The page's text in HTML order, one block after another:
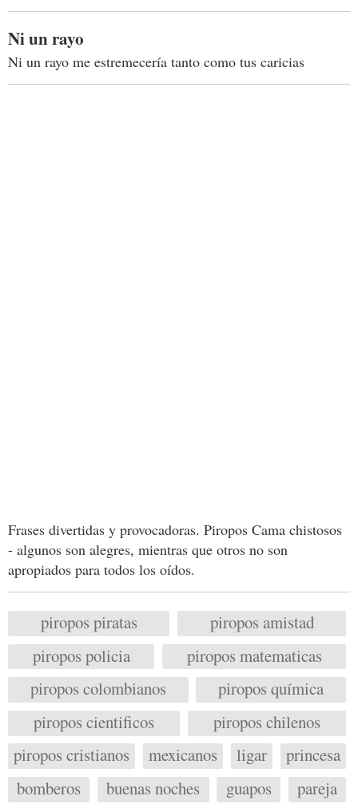
Ni un rayo
Ni un rayo me estremecería tanto como tus caricias
Frases divertidas y provocadoras. Piropos Cama chistosos
- algunos son alegres, mientras que otros no son
apropiados para todos los oídos.
piropos piratas
piropos amistad
piropos policia
piropos matematicas
piropos colombianos
piropos química
piropos cientificos
piropos chilenos
piropos cristianos
mexicanos ligar
princesa
bomberos
buenas noches guapos pareja